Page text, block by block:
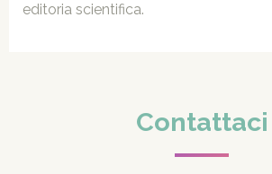
editoria scientifica.
Contattaci